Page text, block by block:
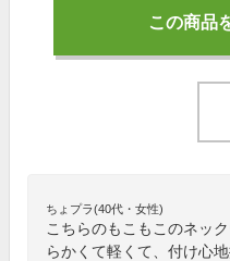
この商品
ちょプラ(40代・女性)
こちらのもこもこのネッ
らかくて軽くて、付け心地